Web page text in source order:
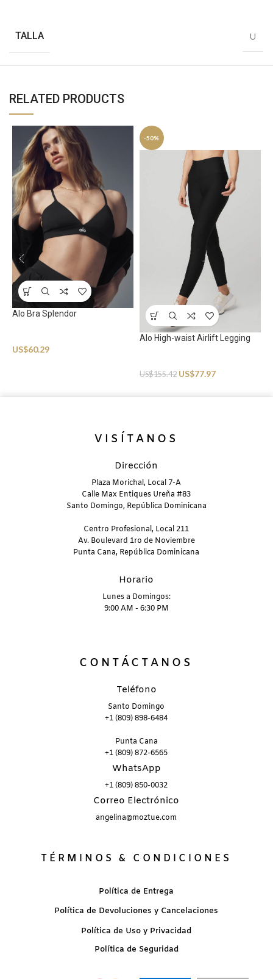
TALLA U
RELATED PRODUCTS
Alo Bra Splendor
US$60.29
-50%
Alo High-waist Airlift Legging
US$155.42 US$77.97
VISÍTANOS
Dirección
Plaza Morichal, Local 7-A
Calle Max Entiques Ureña #83
Santo Domingo, República Dominicana
Centro Profesional, Local 211
Av. Boulevard 1ro de Noviembre
Punta Cana, República Dominicana
Horario
Lunes a Domingos:
9:00 AM - 6:30 PM
CONTÁCTANOS
Teléfono
Santo Domingo
+1 (809) 898-6484
Punta Cana
+1 (809) 872-6565
WhatsApp
+1 (809) 850-0032
Correo Electrónico
angelina@moztue.com
TÉRMINOS & CONDICIONES
Política de Entrega
Política de Devoluciones y Cancelaciones
Política de Uso y Privacidad
Política de Seguridad